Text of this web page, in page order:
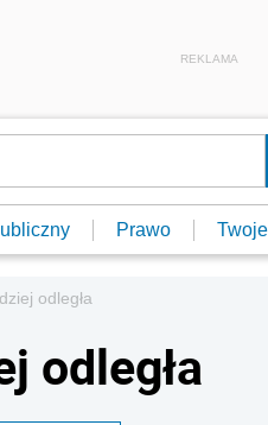
REKLAMA
Prawo
odległa
odległa